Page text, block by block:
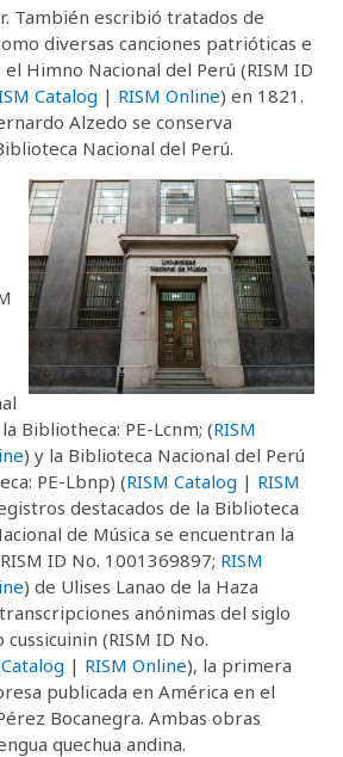
También escribió tratados de
diversas canciones patrióticas e
Himno Nacional del Perú (RISM ID
Catalog | RISM Online) en 1821.
Alzedo se conserva
Nacional del Perú.
Bibliotheca: PE-Lcnm; (RISM
) y la Biblioteca Nacional del Perú
PE-Lbnp) (RISM Catalog | RISM
destacados de la Biblioteca
de Música se encuentran la
ID No. 1001369897; RISM
) de Ulises Lanao de la Haza
anónimas del siglo
(RISM ID No.
| RISM Online), la primera
publicada en América en el
Bocanegra. Ambas obras
quechua andina.